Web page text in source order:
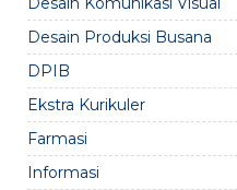
Desain Produksi Busana
DPIB
Ekstra Kurikuler
Farmasi
Informasi